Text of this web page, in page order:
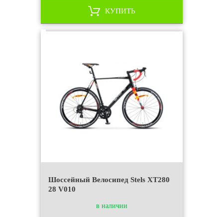
КУПИТЬ
Шоссейный Велосипед Stels XT280
28 V010
в наличии